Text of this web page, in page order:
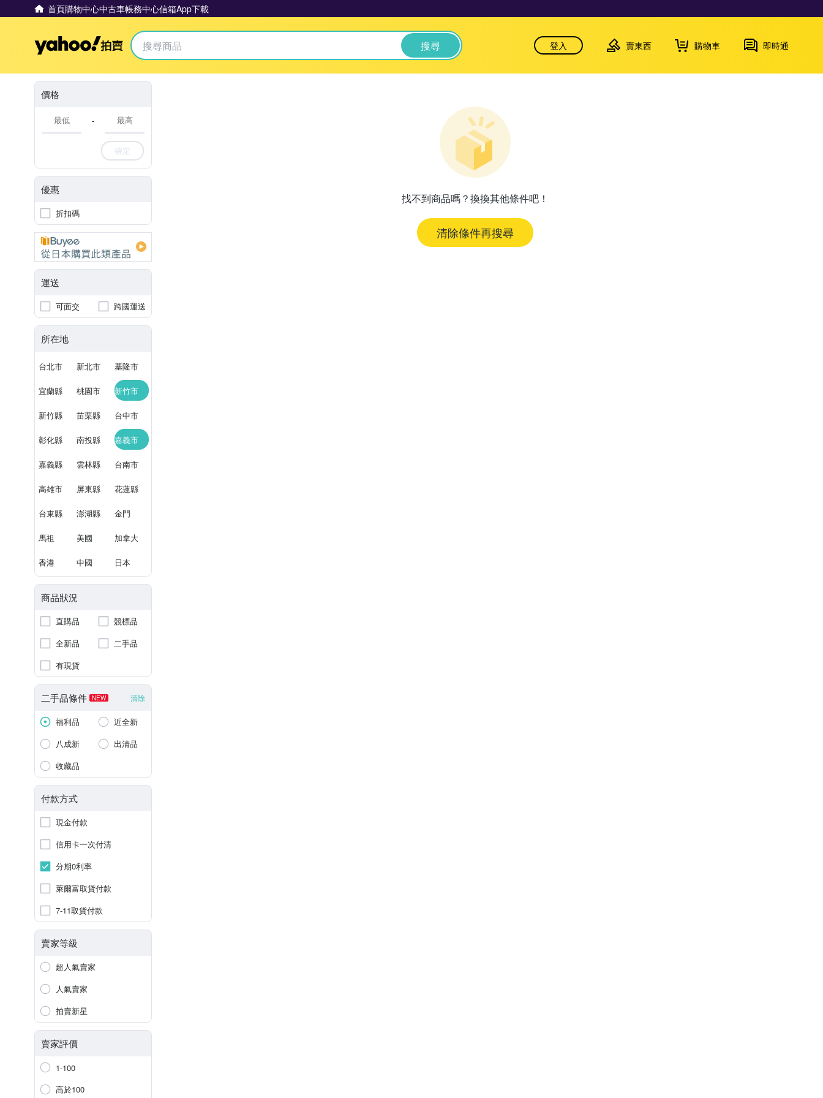
首頁購物中心中古車帳務中心信箱App下載
Yahoo拍賣 搜尋 登入 賣東西 購物車 即時通
價格
-
確定
優惠
折扣碼
運送
可面交 跨國運送
所在地
台北市 新北市 基隆市
宜蘭縣 桃園市 新竹市
新竹縣 苗栗縣 台中市
彰化縣 南投縣 嘉義市
嘉義縣 雲林縣 台南市
高雄市 屏東縣 花蓮縣
台東縣 澎湖縣 金門
馬祖 美國 加拿大
香港 中國 日本
商品狀況
直購品
競標品
全新品
二手品
有現貨
二手品條件 NEW 清除
福利品
近全新
八成新
出清品
收藏品
付款方式
現金付款
信用卡一次付清
分期0利率
萊爾富取貨付款
7-11取貨付款
賣家等級
超人氣賣家
人氣賣家
拍賣新星
賣家評價
1-100
高於100
找不到商品嗎？換換其他條件吧！
清除條件再搜尋